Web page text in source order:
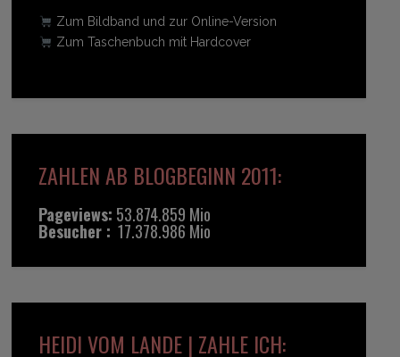
Zum Bildband und zur Online-Version
Zum Taschenbuch mit Hardcover
ZAHLEN AB BLOGBEGINN 2011:
Pageviews: 53.874.859 Mio
Besucher : 17.378.986 Mio
HEIDI VOM LANDE | ZAHLE ICH: